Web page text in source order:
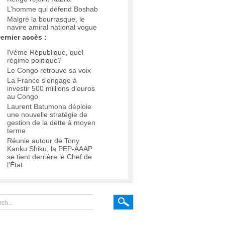
L’homme qui défend Boshab
Malgré la bourrasque, le
navire amiral national vogue
accès :
IVème République, quel
régime politique?
Le Congo retrouve sa voix
La France s'engage à
investir 500 millions d'euros
au Congo
Laurent Batumona déploie
une nouvelle stratégie de
gestion de la dette à moyen
terme
Réunie autour de Tony
Kanku Shiku, la PEP-AAAP
se tient derrière le Chef de
l'État